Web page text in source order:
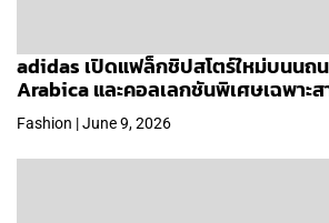
adidas เปิดแฟล็กชิปสโตร์ใหม่บนนถ
Arabica และคอลเลกชันพิเศษเฉพาะส
Fashion | June 9, 2026